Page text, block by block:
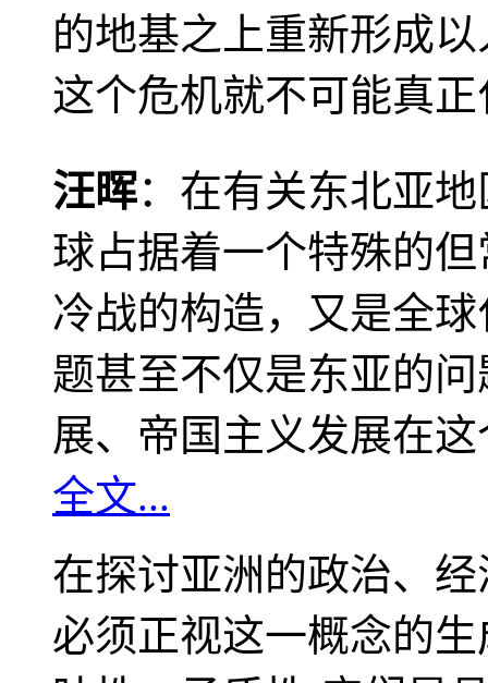
的地基之上重新形成
这个危机就不可能真
汪晖：在有关东北亚
球占据着一个特殊的
冷战的构造，又是全
题甚至不仅是东亚的
展、帝国主义发展在
全文...
在探讨亚洲的政治、
必须正视这一概念的